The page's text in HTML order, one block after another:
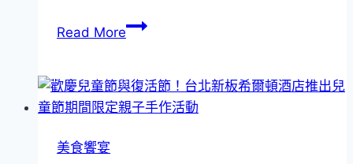
「ASPORT
活
力
希
Read More早
惠
開
美食饗宴